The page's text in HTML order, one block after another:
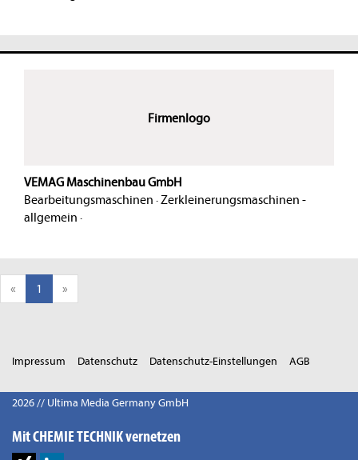
Firmenlogo
VEMAG Maschinenbau GmbH
Bearbeitungsmaschinen · Zerkleinerungsmaschinen -
allgemein ·
« 1 »
Impressum Datenschutz Datenschutz-Einstellungen AGB
2026 // Ultima Media Germany GmbH
Mit CHEMIE TECHNIK vernetzen